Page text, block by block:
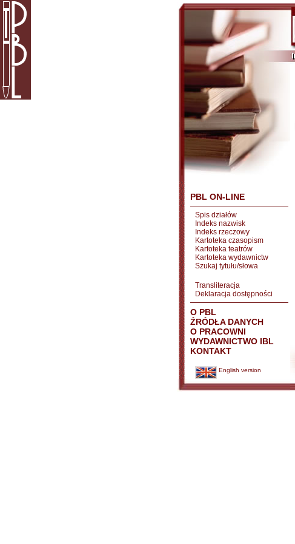
PBL ON-LINE
Spis działów
Indeks nazwisk
Indeks rzeczowy
Kartoteka czasopism
Kartoteka teatrów
Kartoteka wydawnictw
Szukaj tytułu/słowa
Transliteracja
Deklaracja dostępności
O PBL
ŹRÓDŁA DANYCH
O PRACOWNI
WYDAWNICTWO IBL
KONTAKT
English version